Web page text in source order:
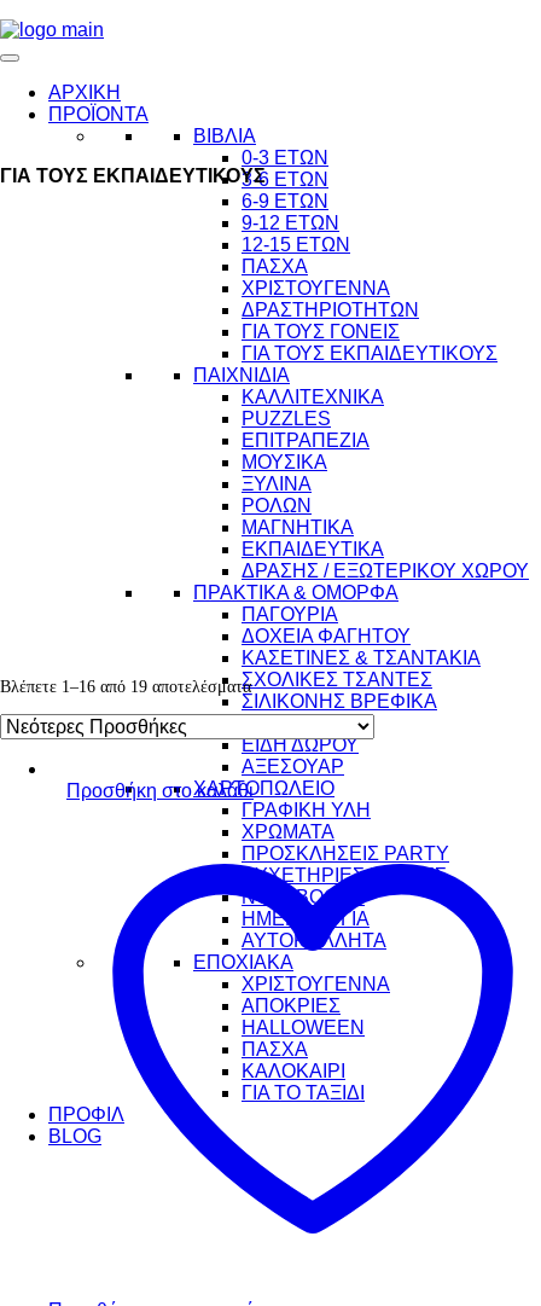
ΑΡΧΙΚΗ
ΠΡΟΪΟΝΤΑ
ΒΙΒΛΙΑ
0-3 ΕΤΩΝ
3-6 ΕΤΩΝ
6-9 ΕΤΩΝ
9-12 ΕΤΩΝ
12-15 ΕΤΩΝ
ΠΑΣΧΑ
ΧΡΙΣΤΟΥΓΕΝΝΑ
ΔΡΑΣΤΗΡΙΟΤΗΤΩΝ
ΓΙΑ ΤΟΥΣ ΓΟΝΕΙΣ
ΓΙΑ ΤΟΥΣ ΕΚΠΑΙΔΕΥΤΙΚΟΥΣ
ΠΑΙΧΝΙΔΙΑ
ΚΑΛΛΙΤΕΧΝΙΚΑ
PUZZLES
ΕΠΙΤΡΑΠΕΖΙΑ
ΜΟΥΣΙΚΑ
ΞΥΛΙΝΑ
ΡΟΛΩΝ
ΜΑΓΝΗΤΙΚΑ
ΕΚΠΑΙΔΕΥΤΙΚΑ
ΔΡΑΣΗΣ / ΕΞΩΤΕΡΙΚΟΥ ΧΩΡΟΥ
ΠΡΑΚΤΙΚΑ & ΟΜΟΡΦΑ
ΠΑΓΟΥΡΙΑ
ΔΟΧΕΙΑ ΦΑΓΗΤΟΥ
ΚΑΣΕΤΙΝΕΣ & ΤΣΑΝΤΑΚΙΑ
ΣΧΟΛΙΚΕΣ ΤΣΑΝΤΕΣ
ΣΙΛΙΚΟΝΗΣ ΒΡΕΦΙΚΑ
ΕΙΔΗ ΔΩΡΟΥ
ΑΞΕΣΟΥΑΡ
ΧΑΡΤΟΠΩΛΕΙΟ
ΓΡΑΦΙΚΗ ΥΛΗ
ΧΡΩΜΑΤΑ
ΠΡΟΣΚΛΗΣΕΙΣ PARTY
ΕΥΧΕΤΗΡΙΕΣ ΚΑΡΤΕΣ
NOTEBOOKS
ΗΜΕΡΟΛΟΓΙΑ
ΑΥΤΟΚΟΛΛΗΤΑ
ΕΠΟΧΙΑΚΑ
ΧΡΙΣΤΟΥΓΕΝΝΑ
ΑΠΟΚΡΙΕΣ
HALLOWEEN
ΠΑΣΧΑ
ΚΑΛΟΚΑΙΡΙ
ΓΙΑ ΤΟ ΤΑΞΙΔΙ
ΠΡΟΦΙΛ
BLOG
ΓΙΑ ΤΟΥΣ ΕΚΠΑΙΔΕΥΤΙΚΟΥΣ
Βλέπετε 1–16 από 19 αποτελέσματα
Προσθήκη στο καλάθι